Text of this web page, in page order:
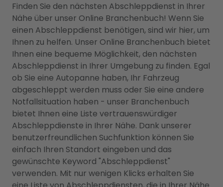
Finden Sie den nächsten Abschleppdienst in Ihrer
Nähe über unser Online Branchenbuch! Wenn Sie
einen Abschleppdienst benötigen, sind wir hier, um
Ihnen zu helfen. Unser Online Branchenbuch bietet
Ihnen eine bequeme Möglichkeit, den nächsten
Abschleppdienst in Ihrer Umgebung zu finden. Egal
ob Sie eine Autopanne haben, Ihr Fahrzeug
abgeschleppt werden muss oder Sie eine andere
Notfallsituation haben - unser Branchenbuch
bietet Ihnen eine Liste vertrauenswürdiger
Abschleppdienste in Ihrer Nähe. Dank unserer
benutzerfreundlichen Suchfunktion können Sie
einfach Ihren Standort eingeben und das
gewünschte Keyword "Abschleppdienst"
verwenden. Mit nur wenigen Klicks erhalten Sie